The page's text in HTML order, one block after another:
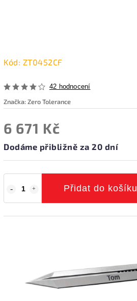
Kód: ZT0452CF
42 hodnocení
Značka:Zero Tolerance
6 671 Kč
Dodáme přibližně za 20 dní
Přidat do košíku